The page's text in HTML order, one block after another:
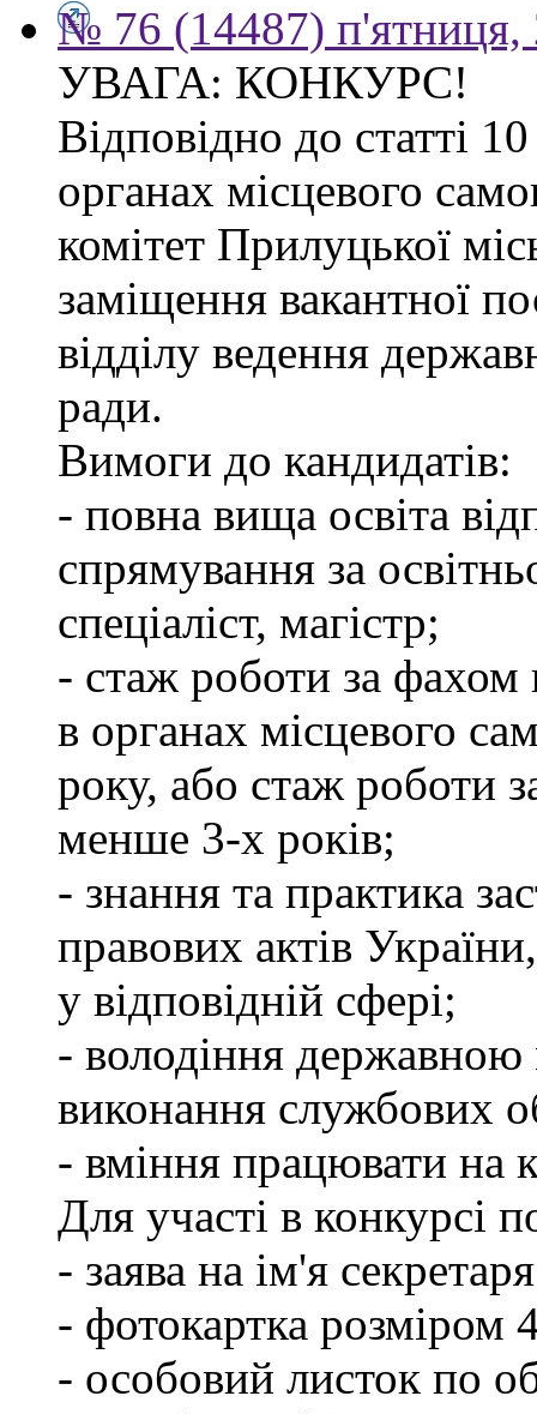
№ 76 (14487) п'ятниця,
УВАГА: КОНКУРС!
Відповідно до статті
органах місцевого
комітет Прилуцької
заміщення вакантної
відділу ведення
ради.
Вимоги до кандидатів:
- повна вища освіта
спрямування за
спеціаліст, магістр;
- стаж роботи за фахом
в органах місцевого
року, або стаж роботи
менше 3-х років;
- знання та практика
правових актів
у відповідній сфері;
- володіння державною
виконання службових
- вміння працювати на
Для участі в конкурсі
- заява на ім'я
- фотокартка розміром
- особовий листок по